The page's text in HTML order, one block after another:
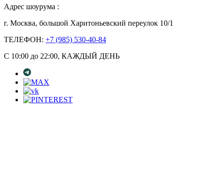
Адрес шоурума :
г. Москва, большой Харитоньевский переулок 10/1
ТЕЛЕФОН: +7 (985) 530-40-84
С 10:00 до 22:00, КАЖДЫЙ ДЕНЬ